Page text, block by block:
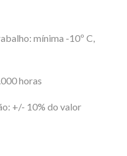
mínima -10º C,
horas
+/- 10% do valor